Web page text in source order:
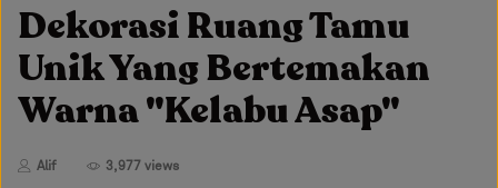
Dekorasi Ruang Tamu
Unik Yang Bertemakan
Warna "Kelabu Asap"
Alif 3,977 views